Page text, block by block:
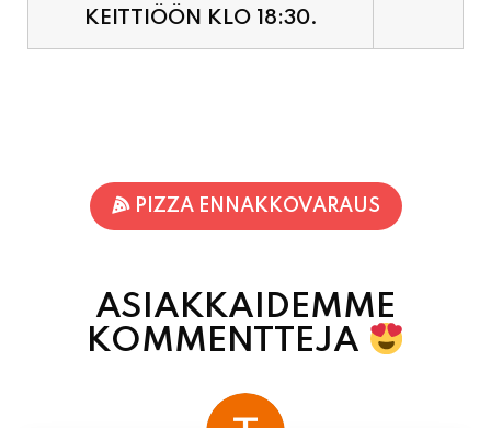
ASIAKKAIDEMME
Terhi Vornanen